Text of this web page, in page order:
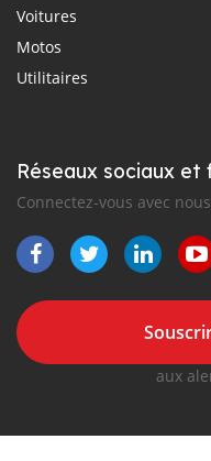
Voitures
Motos
Utilitaires
Réseaux sociaux et
Connectez-vous avec
aux